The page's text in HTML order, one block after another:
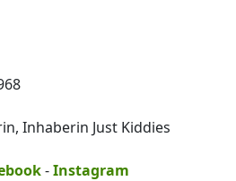
Inhaberin Just Kiddies
-Instagram